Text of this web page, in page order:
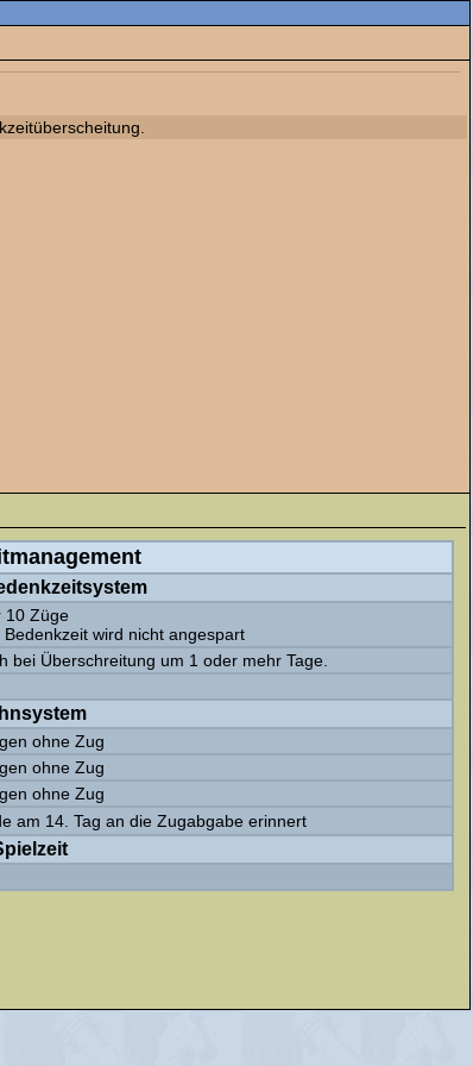
10 Züge
Bedenkzeit wird nicht angespart
bei Überschreitung um 1 oder mehr Tage.
ohne Zug
ohne Zug
ohne Zug
am 14. Tag an die Zugabgabe erinnert